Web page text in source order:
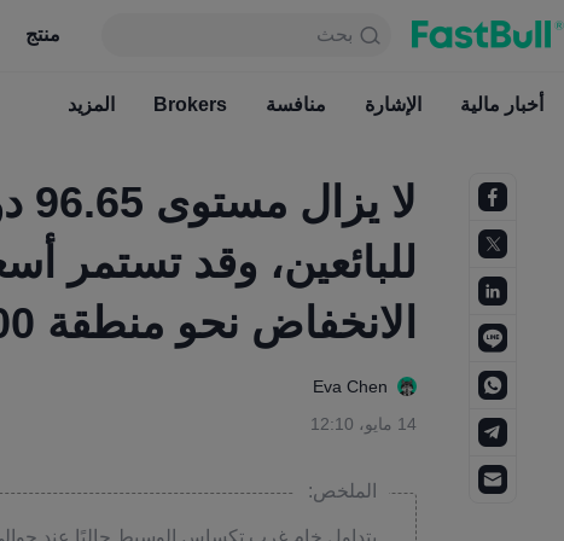
بحث منتج
أخبار مالية الإشارة منافسة
بحث
دائما مجاني
أخبار مالية الإشارة منافسة Brokers المزيد
للبائعين، وقد تستمر
الانخفاض نحو منطقة 89.00 دولارًا.
Eva Chen
14 مايو، 12:10
الملخص: